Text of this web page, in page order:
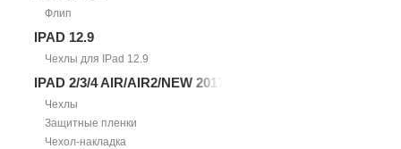
Флип
IPAD 12.9
Чехлы для IPad 12.9
IPAD 2/3/4 AIR/AIR2/NEW 2017
Чехлы
Защитные пленки
Чехол-накладка